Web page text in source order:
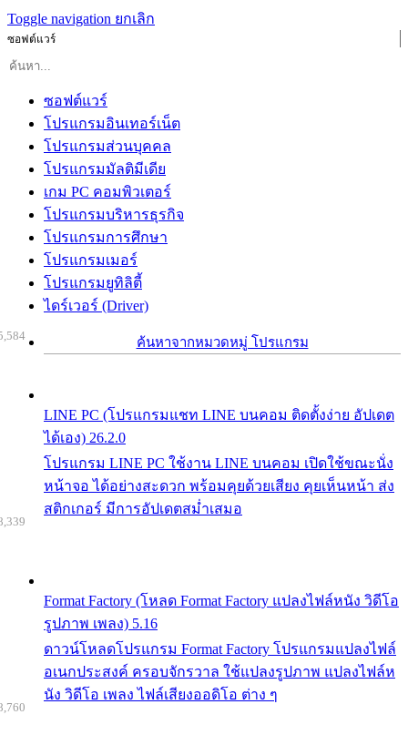
Toggle navigation ยกเลิก
ซอฟต์แวร์
ซอฟต์แวร์
โปรแกรมอินเทอร์เน็ต
โปรแกรมส่วนบุคคล
โปรแกรมมัลติมีเดีย
เกม PC คอมพิวเตอร์
โปรแกรมบริหารธุรกิจ
โปรแกรมการศึกษา
โปรแกรมเมอร์
โปรแกรมยูทิลิตี้
ไดร์เวอร์ (Driver)
ค้นหาจากหมวดหมู่ โปรแกรม
LINE PC (โปรแกรมแชท LINE บนคอม ติดตั้งง่าย อัปเดต
ได้เอง) 26.2.0
โปรแกรม LINE PC ใช้งาน LINE บนคอม เปิดใช้ขณะนั่ง
หน้าจอ ได้อย่างสะดวก พร้อมคุยด้วยเสียง คุยเห็นหน้า ส่ง
สติกเกอร์ มีการอัปเดตสม่ำเสมอ
Format Factory (โหลด Format Factory แปลงไฟล์หนัง วิดีโอ
รูปภาพ เพลง) 5.16
ดาวน์โหลดโปรแกรม Format Factory โปรแกรมแปลงไฟล์
อเนกประสงค์ ครอบจักรวาล ใช้แปลงรูปภาพ แปลงไฟล์ห
นัง วิดีโอ เพลง ไฟล์เสียงออดิโอ ต่าง ๆ